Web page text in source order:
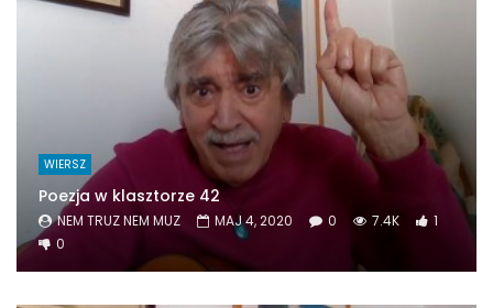
WIERSZ
Poezja w klasztorze 42
NEM TRUZ NEM MUZ MAJ 4, 2020 0 7.4K
1
0